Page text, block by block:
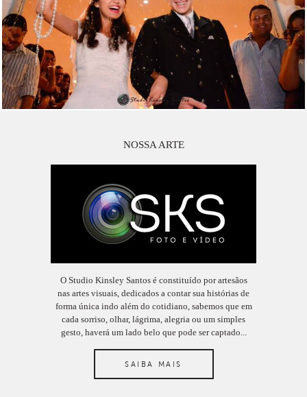
NOSSA ARTE
O Studio Kinsley Santos é constituído por artesãos
nas artes visuais, dedicados a contar sua histórias de
forma única indo além do cotidiano, sabemos que em
cada sorriso, olhar, lágrima, alegria ou um simples
gesto, haverá um lado belo que pode ser captado...
SAIBA MAIS